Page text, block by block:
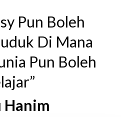
Pun Boleh
Di Mana
Pun Boleh
Hanim